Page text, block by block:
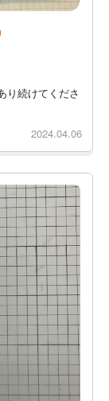
り続けてくださ
2024.04.06